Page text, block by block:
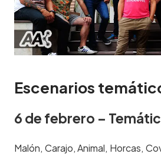
Escenarios
6 de febrero –
Malón, Carajo, Animal, Horcas,